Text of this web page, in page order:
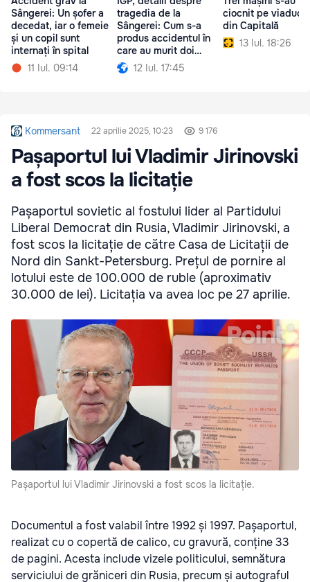
Sângerei: Un șofer a
decedat, iar o femeie
și un copil sunt
internați în spital
11 Iul. 09:14
tragedia de la
Sângerei: Cum s-a
produs accidentul în
care au murit doi
polițiști12 Iul. 17:45
ciocnit pe
din Capitală
13 Iul. 18:26
Kommersant 22 aprilie 2025, 10:23 9 176
Pașaportul lui Vladimir Jirinovski
a fost scos la licitație
Pașaportul sovietic al fostului lider al Partidului
Liberal Democrat din Rusia, Vladimir Jirinovski, a
fost scos la licitație de către Casa de Licitații de
Nord din Sankt-Petersburg. Prețul de pornire al
lotului este de 100.000 de ruble (aproximativ
30.000 de lei). Licitația va avea loc pe 27 aprilie.
Pașaportul lui Vladimir Jirinovski a fost scos la licitație.
Documentul a fost valabil între 1992 și 1997. Pașaportul,
realizat cu o copertă de calico, cu gravură, conține 33
de pagini. Acesta include vizele politicului, semnătura
serviciului de grăniceri din Rusia, precum și autograful